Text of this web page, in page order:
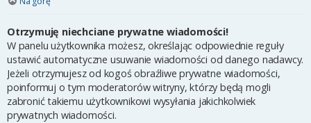
Otrzymuję niechciane prywatne wiadomości!
W panelu użytkownika możesz, określając odpowiednie reguły
ustawić automatyczne usuwanie wiadomości od danego nadawcy.
Jeżeli otrzymujesz od kogoś obraźliwe prywatne wiadomości,
poinformuj o tym moderatorów witryny, którzy będą mogli
zabronić takiemu użytkownikowi wysyłania jakichkolwiek
prywatnych wiadomości.